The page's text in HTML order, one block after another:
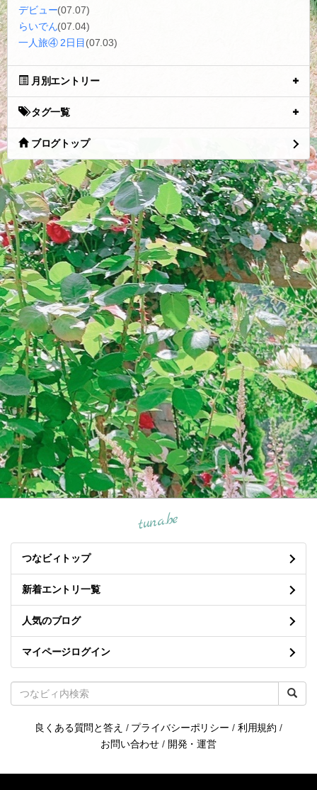
デビュー(07.07)
らいでん(07.04)
一人旅④ 2日目 (07.03)
月別エントリー
タグ一覧
ブログトップ
tuna.be
つなビィトップ
新着エントリ一覧
人気のブログ
マイページログイン
良くある質問と答え / プライバシーポリシー / 利用規約 /
お問い合わせ / 開発・運営